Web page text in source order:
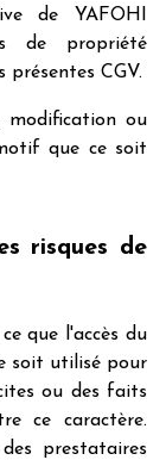
de YAFOHI
de propriété
présentes CGV.
modification ou
que ce soit
risques de
que l'accès du
soit utilisé pour
ou des faits
ce caractère.
prestataires